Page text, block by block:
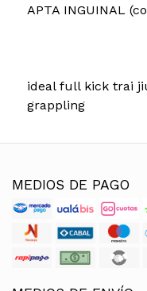
APTA INGUINAL
ideal full kick trai
grappling
MEDIOS DE PAGO